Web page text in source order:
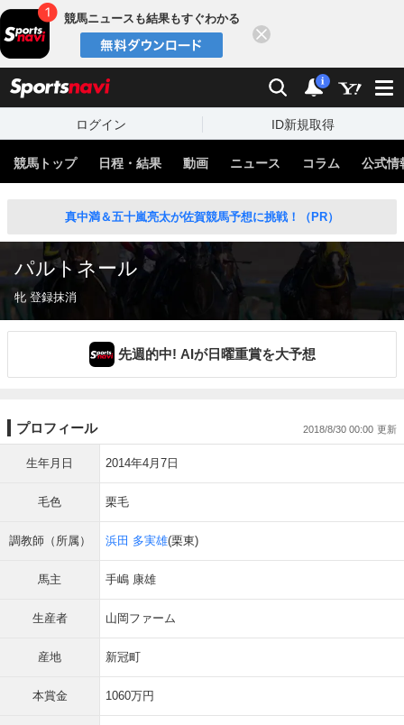
競馬ニュースも結果もすぐわかる
検索 通知
i
ログイン ID新規取得
競馬トップ 日程・結果 動画 ニュース コラム 公式情
真中満＆五十嵐亮太が佐賀競馬予想に挑戦！（PR）
パルトネール
牝 登録抹消
先週的中! AIが日曜重賞を大予想
プロフィール 2018/8/30 00:00
生年月日 2014年4月7日
毛色 栗毛
調教師（所属） 浜田 多実雄(栗東)
馬主 手嶋 康雄
生産者 山岡ファーム
産地 新冠町
本賞金 1060万円